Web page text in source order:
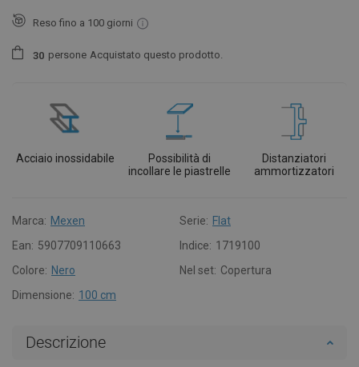
Reso fino a 100 giorni
30 persone Acquistato questo prodotto.
Acciaio inossidabile
Possibilità di
incollare le piastrelle
Distanziatori
ammortizzatori
Marca: Mexen Serie: Flat
Ean: 5907709110663 Indice: 1719100
Colore: Nero Nel set: Copertura
Dimensione: 100 cm
Descrizione